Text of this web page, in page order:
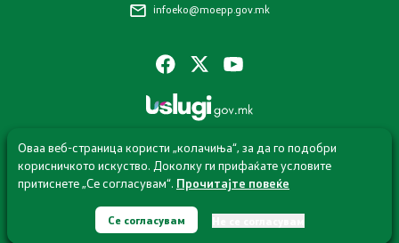
Со еден клик до сите услуги
infoeko@moepp.gov.mk
планирање
Сите права задржани
Оваа веб-страница користи „колачиња“, за да го подобри
корисничкото искуство. Доколку ги прифаќате условите
притиснете „Се согласувам“. Прочитајте повеќе
Се согласувам